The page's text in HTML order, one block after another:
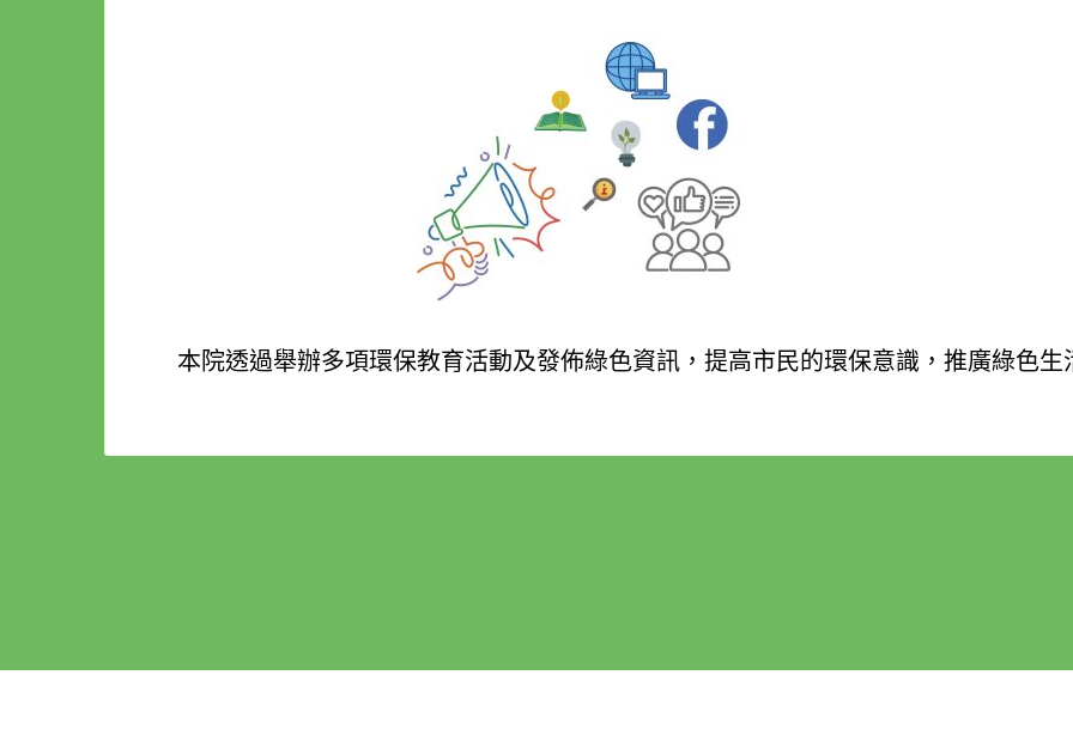
本院透過舉辦多項環保教育活動及發佈綠色資訊，提高市民的環保意識，推廣綠色生